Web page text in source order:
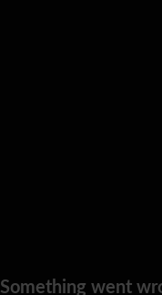
Something went